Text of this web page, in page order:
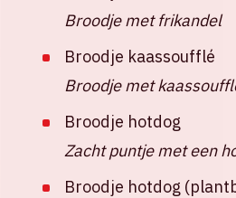
Broodje met frikandel
Broodje kaassoufflé
Broodje met
Broodje hotdog
Zacht puntje met een
Broodje hotdog